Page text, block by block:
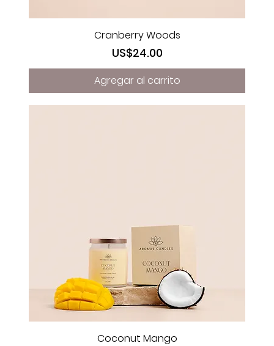
Cranberry Woods
Precio
US$24.00
Agregar al carrito
Coconut Mango